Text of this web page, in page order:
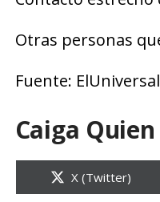
Otras personas
Fuente:
Caiga
Compartir
en
X (Twitter)